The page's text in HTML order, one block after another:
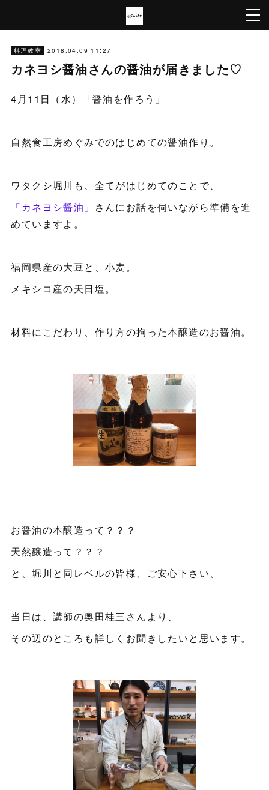
料理教室 2018.04.09 11:27
カネヨシ醤油さんの醤油が届きました♡
4月11日（水）「醤油を作ろう」
自然食工房めぐみでのはじめての醤油作り。
ワタクシ堀川も、全てがはじめてのことで、
「カネヨシ醤油」 さんにお話を伺いながら準備を進
めていますよ。
福岡県産の大豆と、小麦。
メキシコ産の天日塩。
材料にこだわり、作り方の拘った本醸造のお醤油。
お醤油の本醸造って？？？
天然醸造って？？？
と、堀川と同レベルの皆様、ご安心下さい、
当日は、講師の奥田桂三さんより、
その辺のところも詳しくお聞きしたいと思います。